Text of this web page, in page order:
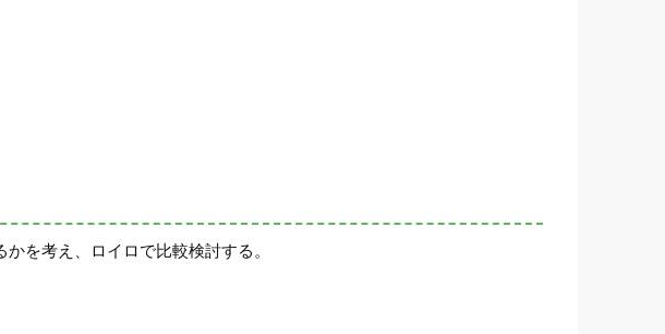
を考え、ロイロで比較検討する。